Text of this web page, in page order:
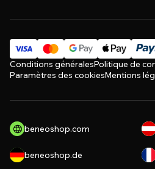
Conditions généralesPolitique de
Paramètres des cookiesMentions
beneoshop.com
beneoshop.de